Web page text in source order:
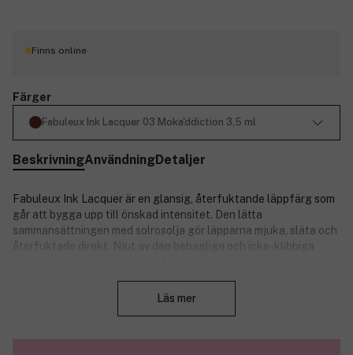
Finns online
Färger
Fabuleux Ink Lacquer 03 Moka'ddiction 3,5 ml
BeskrivningAnvändningDetaljer
Fabuleux Ink Lacquer är en glansig, återfuktande läppfärg som
går att bygga upp till önskad intensitet. Den lätta
sammansättningen med solrosolja gör läpparna mjuka, släta och
återfuktade direkt. Njut av den behagliga och icke-klibbiga
kommer med en kalligrafi-inspirerad applikator.
Läs mer